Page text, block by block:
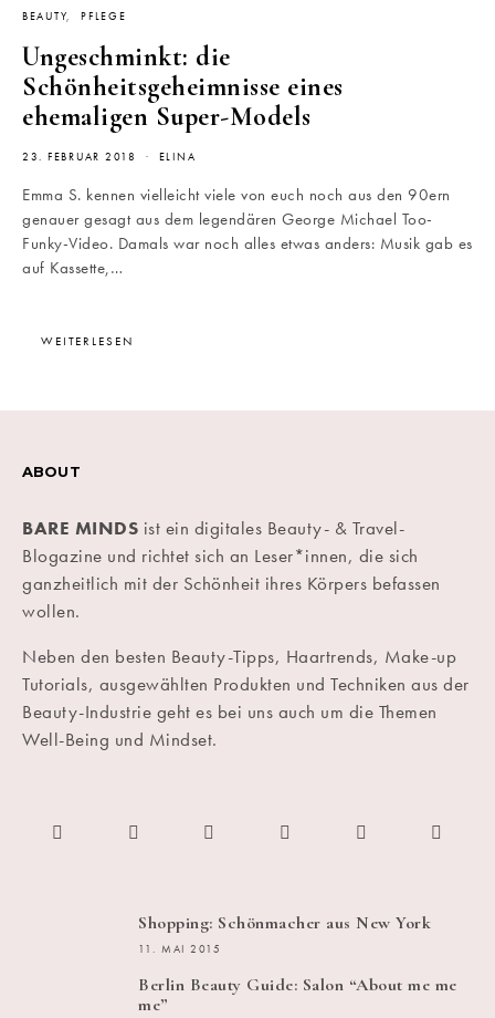
BEAUTY PFLEGE
Ungeschminkt: die
Schönheitsgeheimnisse eines
ehemaligen Super-Models
23. FEBRUAR 2018 ELINA
Emma S. kennen vielleicht viele von euch noch aus den 90ern
genauer gesagt aus dem legendären George Michael Too-
Funky-Video. Damals war noch alles etwas anders: Musik gab es
auf Kassette,…
WEITERLESEN
ABOUT
BARE MINDS ist ein digitales Beauty- & Travel-
Blogazine und richtet sich an Leser*innen, die sich
ganzheitlich mit der Schönheit ihres Körpers befassen
wollen.
Neben den besten Beauty-Tipps, Haartrends, Make-up
Tutorials, ausgewählten Produkten und Techniken aus der
Beauty-Industrie geht es bei uns auch um die Themen
Well-Being und Mindset.
Shopping: Schönmacher aus New York
11. MAI 2015
Berlin Beauty Guide: Salon “About me me
me”